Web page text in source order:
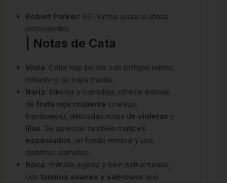
Robert Parker: 93 Puntos (para la añada
precedente)
| Notas de Cata
Vista: Color rojo picota con reflejos rubíes,
brillante y de capa media.
Nariz: Intensa y compleja, ofrece aromas
de fruta roja crujiente (cereza,
frambuesa), delicadas notas de violetas y
lilas. Se aprecian también matices
especiados, un fondo mineral y una
distintiva salinidad.
Boca: Entrada jugosa y bien estructurada,
con taninos suaves y sabrosos que